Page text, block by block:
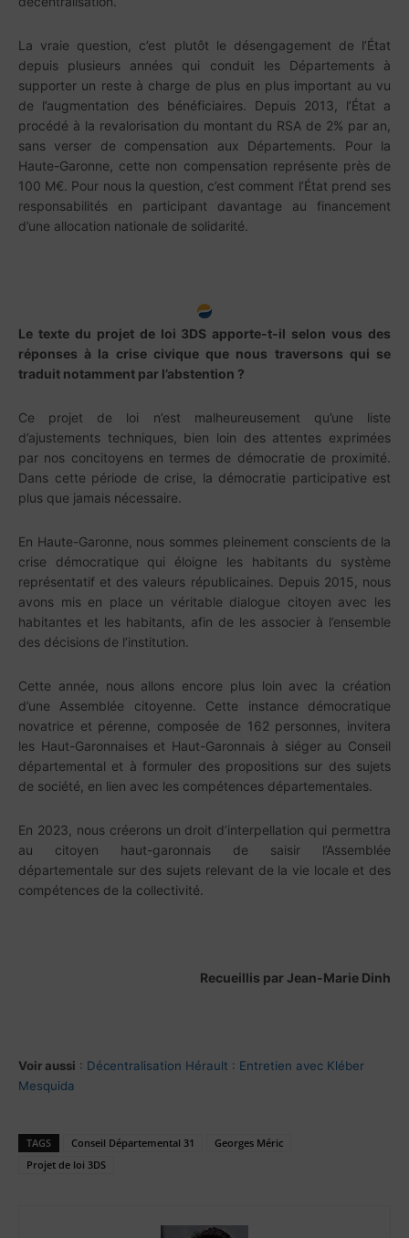
La vraie question, c’est plutôt le désengagement de l’État
depuis plusieurs années qui conduit les Départements à
supporter un reste à charge de plus en plus important au vu
de l’augmentation des bénéficiaires. Depuis 2013, l’État a
procédé à la revalorisation du montant du RSA de 2% par an,
sans verser de compensation aux Départements. Pour la
Haute-Garonne, cette non compensation représente près de
100 M€. Pour nous la question, c’est comment l’État prend ses
responsabilités en participant davantage au financement
d’une allocation nationale de solidarité.
Le texte du projet de loi 3DS apporte-t-il selon vous des
réponses à la crise civique que nous traversons qui se
traduit notamment par l’abstention ?
Ce projet de loi n’est malheureusement qu’une liste
d’ajustements techniques, bien loin des attentes exprimées
par nos concitoyens en termes de démocratie de proximité.
Dans cette période de crise, la démocratie participative est
plus que jamais nécessaire.
En Haute-Garonne, nous sommes pleinement conscients de la
crise démocratique qui éloigne les habitants du système
représentatif et des valeurs républicaines. Depuis 2015, nous
avons mis en place un véritable dialogue citoyen avec les
habitantes et les habitants, afin de les associer à l’ensemble
des décisions de l’institution.
Cette année, nous allons encore plus loin avec la création
d’une Assemblée citoyenne. Cette instance démocratique
novatrice et pérenne, composée de 162 personnes, invitera
les Haut-Garonnaises et Haut-Garonnais à siéger au Conseil
départemental et à formuler des propositions sur des sujets
de société, en lien avec les compétences départementales.
En 2023, nous créerons un droit d’interpellation qui permettra
au citoyen haut-garonnais de saisir l’Assemblée
départementale sur des sujets relevant de la vie locale et des
compétences de la collectivité.
Recueillis par Jean-Marie Dinh
Voir aussi : Décentralisation Hérault : Entretien avec Kléber
Mesquida
TAGS Conseil Départemental 31
Georges Méric
Projet de loi 3DS